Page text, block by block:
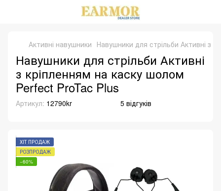
Активні навушники Навушники для стрільби Активні з
Навушники для стрільби Активні
з кріпленням на каску шолом
Perfect ProTac Plus
Артикул: 12790kr 5 відгуків
ХІТ ПРОДАЖ
РОЗПРОДАЖ
−60%